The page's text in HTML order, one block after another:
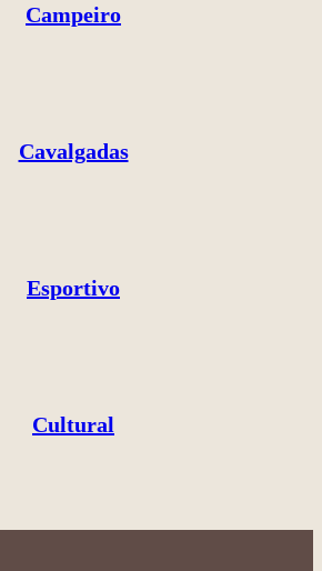
Campeiro
Cavalgadas
Esportivo
Cultural